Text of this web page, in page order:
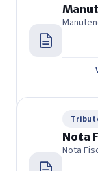
Nota
Nota